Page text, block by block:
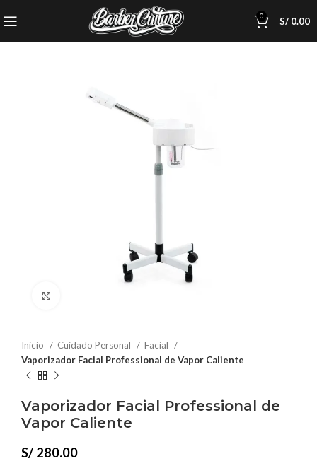
0 S/0.00
Inicio Cuidado Personal
Facial
Vaporizador Facial Professional de Vapor Caliente
Vaporizador Facial Professional de
Vapor Caliente
S/ 280.00